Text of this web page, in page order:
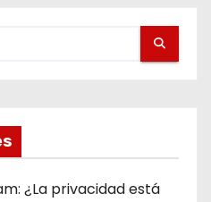
¿La privacidad está